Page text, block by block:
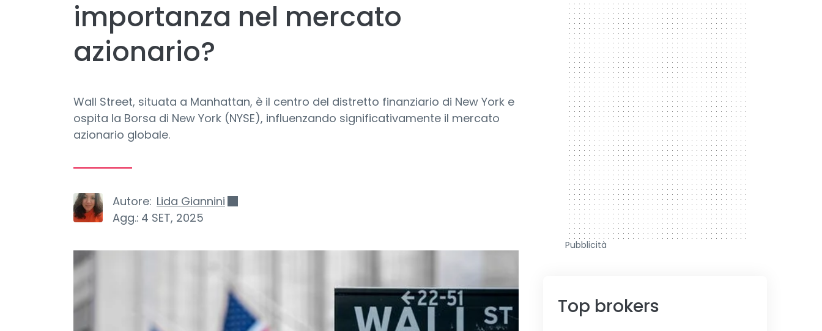
importanza nel mercato
azionario?
Wall Street, situata a Manhattan, è il centro del distretto finanziario di New York e
ospita la Borsa di New York (NYSE), influenzando significativamente il mercato
azionario globale.
Autore: Lida Giannini
Agg.: 4 SET, 2025
Pubblicità
Top brokers